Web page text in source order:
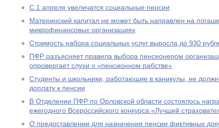
С 1 апреля увеличатся социальные пенсии
Материнский капитал не может быть направлен на
микрофинансовых организациях
Стоимость набора социальных услуг выросла до 930
ПФР разъясняет правила выбора пенсионером
опровергает слухи о «пенсионном рабстве»
Студенты и школьники, работающие в каникулы, не
доплату к пенсии
В Отделении ПФР по Орловской области состоялось
ежегодного Всероссийского конкурса «Лучший
О предоставлении для назначения пенсии фиктивных